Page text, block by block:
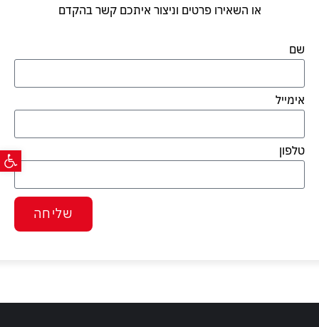
פתח
או השאירו פרטים וניצור איתכם קשר בהקדם
שם
אימייל
טלפון
שליחה